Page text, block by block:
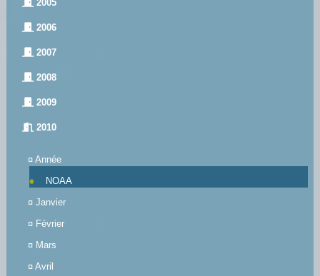
2005
2006
2007
2008
2009
2010
¤ Année
NOAA
¤ Janvier
¤ Février
¤ Mars
¤ Avril